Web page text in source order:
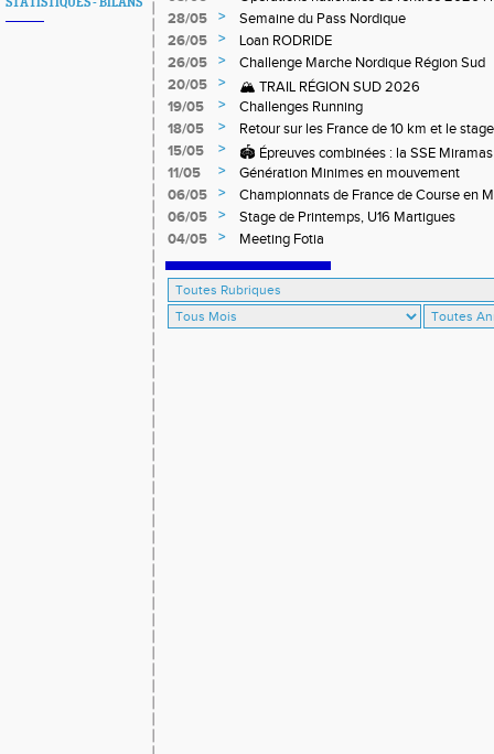
28/05
>
Semaine du Pass Nordique
26/05
>
Loan RODRIDE
26/05
>
Challenge Marche Nordique Région Sud
20/05
>
🏔️ TRAIL RÉGION SUD 2026
19/05
>
Challenges Running
18/05
>
Retour sur les France de 10 km et le
off-road à Briançon
15/05 >
🏟️ Épreuves combinées : la SSE
11/05
>
Génération Minimes en mouvement
06/05
>
Championnats de France de Course en
06/05
>
Stage de Printemps, U16 Martigues
04/05
> Meeting Fotia